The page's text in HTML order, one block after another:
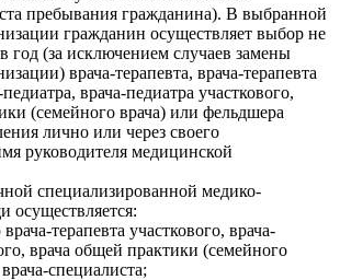
пребывания гражданина). В выбранной
гражданин осуществляет выбор не
год (за исключением случаев замены
врача-терапевта, врача-терапевта
врача-педиатра участкового,
(семейного врача) или фельдшера
лично или через своего
руководителя медицинской
специализированной медико-
осуществляется:
терапевта участкового, врача-
врача общей практики (семейного
специалиста;